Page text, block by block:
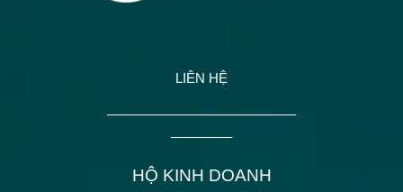
LIÊN HỆ
——————————————
————–
HỘ KINH DOANH